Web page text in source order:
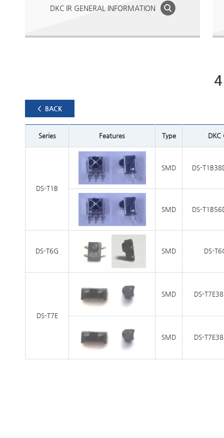
DKC IR GENERAL INFORMATION
< BACK
Series Features Type DKC
DS-T1B
SMD DS-
SMD DS-
DS-T6G SMD DS-
DS-T7E
SMD DS-
SMD DS-